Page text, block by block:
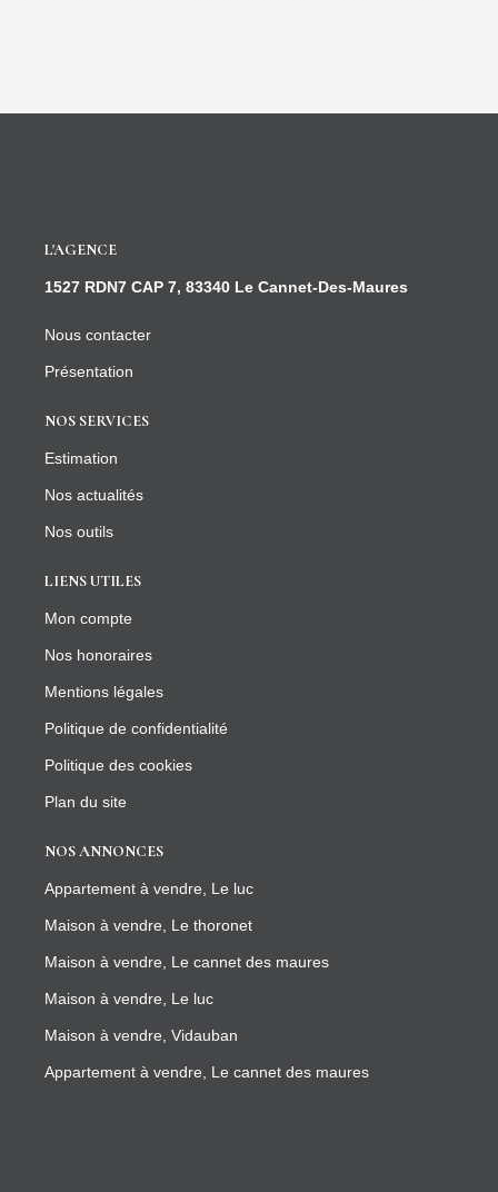
L'AGENCE
1527 RDN7 CAP 7, 83340 Le Cannet-Des-Maures
Nous contacter
Présentation
NOS SERVICES
Estimation
Nos actualités
Nos outils
LIENS UTILES
Mon compte
Nos honoraires
Mentions légales
Politique de confidentialité
Politique des cookies
Plan du site
NOS ANNONCES
Appartement à vendre, Le luc
Maison à vendre, Le thoronet
Maison à vendre, Le cannet des maures
Maison à vendre, Le luc
Maison à vendre, Vidauban
Appartement à vendre, Le cannet des maures